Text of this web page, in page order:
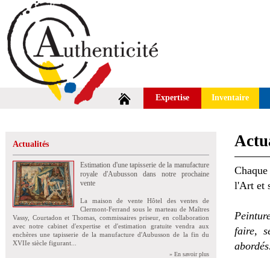
Expertise Inventaire
Actualités
Estimation d'une tapisserie de la manufacture
royale d'Aubusson dans notre prochaine
vente
La maison de vente Hôtel des ventes de
Clermont-Ferrand sous le marteau de Maîtres
Vassy, Courtadon et Thomas, commissaires priseur, en collaboration
avec notre cabinet d'expertise et d'estimation gratuite vendra aux
enchères une tapisserie de la manufacture d'Aubusson de la fin du
XVIIe siècle figurant...
» En savoir plus
l'Art et
faire,